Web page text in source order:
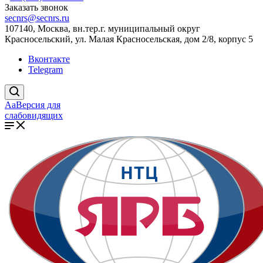
Заказать звонок
secnrs@secnrs.ru
107140, Москва, вн.тер.г. муниципальный округ
Красносельский, ул. Малая Красносельская, дом 2/8, корпус 5
Вконтакте
Telegram
AaВерсия для
слабовидящих